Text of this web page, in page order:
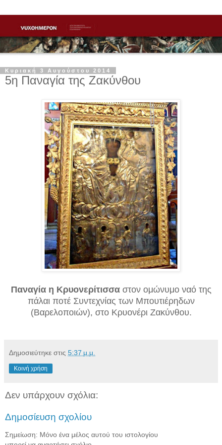
Κυριακή 3 Αυγούστου 2014
5η Παναγία της Ζακύνθου
Παναγία η Κρυονερίτισσαστον ομώνυμο ναό της
πάλαι ποτέ Συντεχνίας των Μπουτιέρηδων
(Βαρελοποιών), στο Κρυονέρι Ζακύνθου.
Δημοσιεύτηκε στις 5:37 μ.μ.
Κοινή χρήση
Δεν υπάρχουν σχόλια:
Δημοσίευση σχολίου
Σημείωση: Μόνο ένα μέλος αυτού του ιστολογίου